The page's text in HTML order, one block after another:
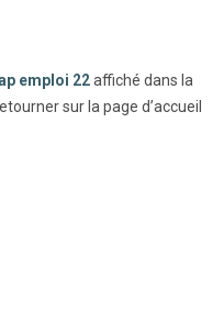
emploi 22affiché dans la
sur la page d’accueil